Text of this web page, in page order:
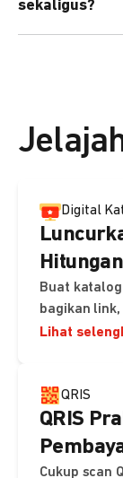
kebutuhan Anda.
sekaligus?
Digital
Buat
bagikan
Lihat
QRIS
QRIS
Cukup scan